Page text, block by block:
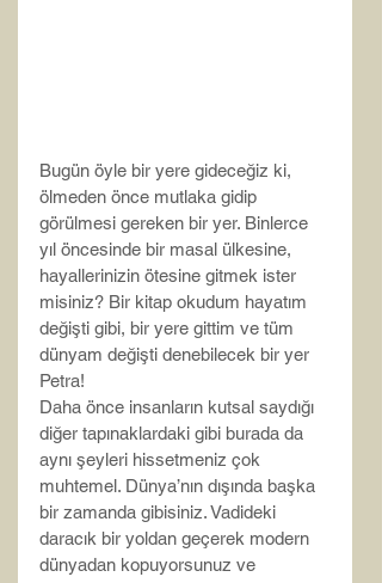
Bugün öyle bir yere gideceğiz ki,
ölmeden önce mutlaka gidip
görülmesi gereken bir yer. Binlerce
yıl öncesinde bir masal ülkesine,
hayallerinizin ötesine gitmek ister
misiniz? Bir kitap okudum hayatım
değişti gibi, bir yere gittim ve tüm
dünyam değişti denebilecek bir yer
Petra!
Daha önce insanların kutsal saydığı
diğer tapınaklardaki gibi burada da
aynı şeyleri hissetmeniz çok
muhtemel. Dünya’nın dışında başka
bir zamanda gibisiniz. Vadideki
daracık bir yoldan geçerek modern
dünyadan kopuyorsunuz ve